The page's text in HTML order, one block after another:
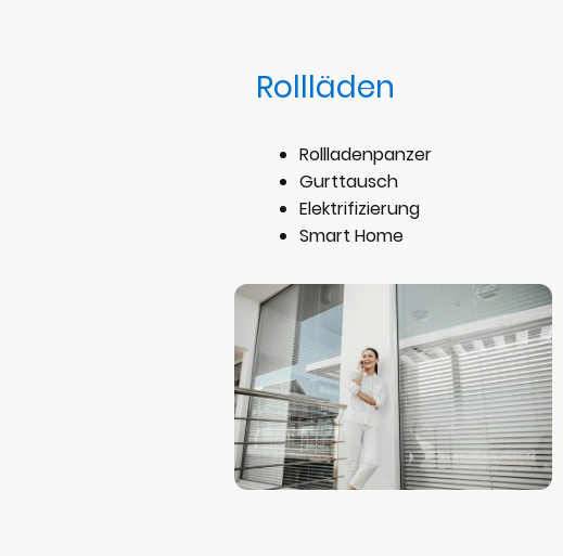
Rollläden
Rollladenpanzer
Gurttausch
Elektrifizierung
Smart Home